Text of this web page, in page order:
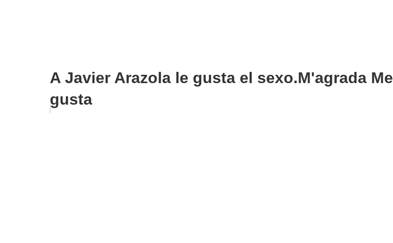
A Javier Arazola le gusta el sexo.M'agrada Me
gusta